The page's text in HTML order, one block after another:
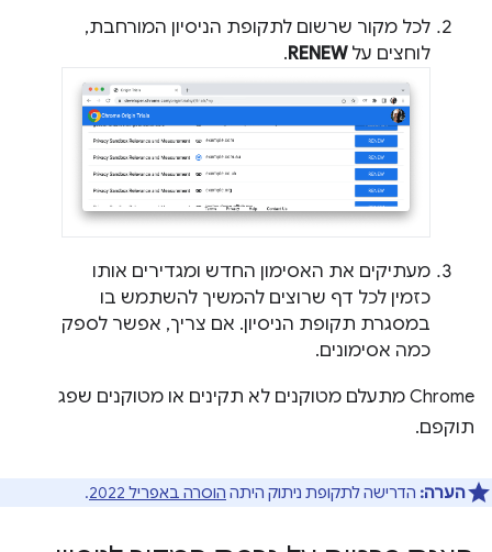
לכל מקור שרשום לתקופת הניסיון המורחבת,
לוחצים עלRENEW
.
מעתיקים את האסימון החדש ומגדירים אותו
כזמין לכל דף שרוצים להמשיך להשתמש בו
במסגרת תקופת הניסיון. אם צריך, אפשר לספק
כמה אסימונים.
Chrome מתעלם מטוקנים לא תקינים או מטוקנים שפג
תוקפם.
הערה: הדרישה לתקופת ניתוק היתה הוסרה באפריל 2022 .